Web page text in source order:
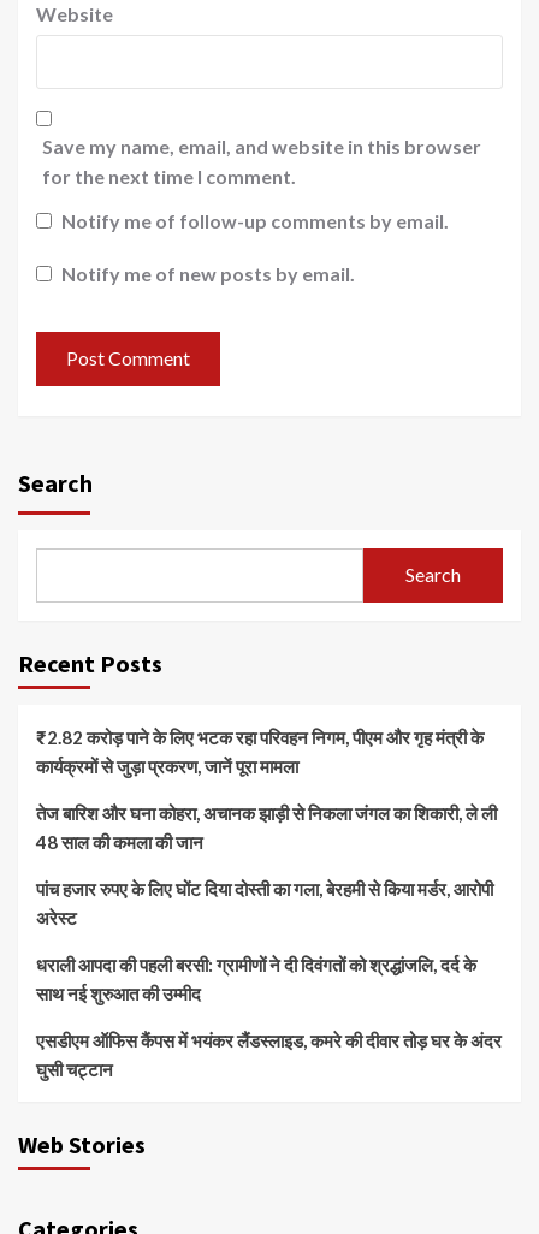
Website
Save my name, email, and website in this browser
for the next time I comment.
Notify me of follow-up comments by email.
Notify me of new posts by email.
Search
Search
Recent Posts
₹2.82 करोड़ पाने के लिए भटक रहा परिवहन निगम, पीएम और गृह मंत्री के
कार्यक्रमों से जुड़ा प्रकरण, जानें पूरा मामला
तेज बारिश और घना कोहरा, अचानक झाड़ी से निकला जंगल का शिकारी, ले ली
48 साल की कमला की जान
पांच हजार रुपए के लिए घोंट दिया दोस्ती का गला, बेरहमी से किया मर्डर, आरोपी
अरेस्ट
धराली आपदा की पहली बरसी: ग्रामीणों ने दी दिवंगतों को श्रद्धांजलि, दर्द के
साथ नई शुरुआत की उम्मीद
एसडीएम ऑफिस कैंपस में भयंकर लैंडस्लाइड, कमरे की दीवार तोड़ घर के अंदर
घुसी चट्टान
Web Stories